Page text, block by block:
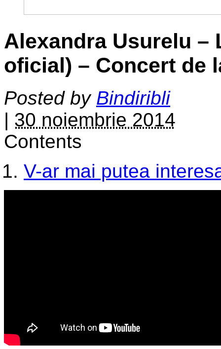
Alexandra Usurelu –
oficial) – Concert de
Posted by Bindiribli
| 30 noiembrie 2014
Contents
V-ar mai putea